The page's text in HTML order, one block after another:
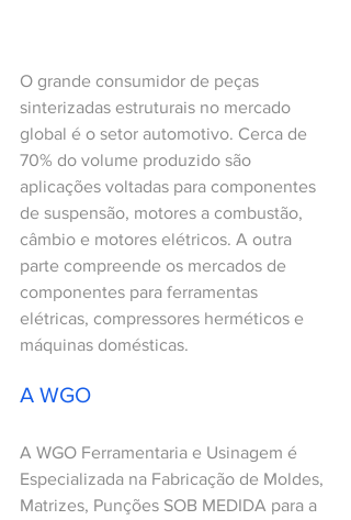
O grande consumidor de peças
sinterizadas estruturais no mercado
global é o setor automotivo. Cerca de
70% do volume produzido são
aplicações voltadas para componentes
de suspensão, motores a combustão,
câmbio e motores elétricos. A outra
parte compreende os mercados de
componentes para ferramentas
elétricas, compressores herméticos e
máquinas domésticas.
A WGO
A WGO Ferramentaria e Usinagem é
Especializada na Fabricação de Moldes,
Matrizes, Punções SOB MEDIDA para a